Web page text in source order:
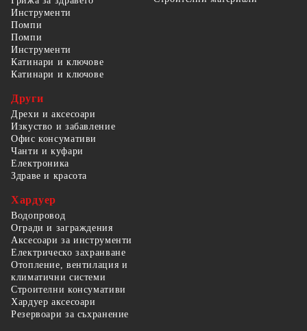
Инструменти
Помпи
Помпи
Инструменти
Катинари и ключове
Катинари и ключове
Други
Дрехи и аксесоари
Изкуство и забавление
Офис консумативи
Чанти и куфари
Електроника
Здраве и красота
Хардуер
Водопровод
Огради и заграждения
Аксесоари за инструменти
Електрическо захранване
Отопление, вентилация и
климатични системи
Строителни консумативи
Хардуер аксесоари
Резервоари за съхранение